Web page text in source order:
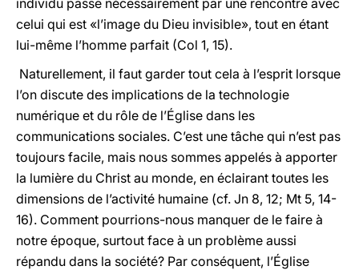
individu passe nécessairement par une rencontre avec
celui qui est «l’image du Dieu invisible», tout en étant
lui-même l’homme parfait (Col 1, 15).
Naturellement, il faut garder tout cela à l’esprit lorsque
l’on discute des implications de la technologie
numérique et du rôle de l’Église dans les
communications sociales. C’est une tâche qui n’est pas
toujours facile, mais nous sommes appelés à apporter
la lumière du Christ au monde, en éclairant toutes les
dimensions de l’activité humaine (cf. Jn 8, 12; Mt 5, 14-
16). Comment pourrions-nous manquer de le faire à
notre époque, surtout face à un problème aussi
répandu dans la société? Par conséquent, l’Église